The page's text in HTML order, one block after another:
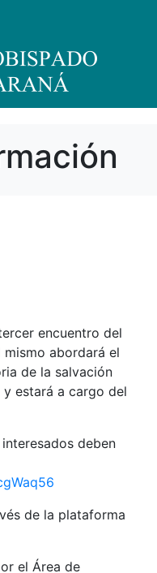
encuentro del
mismo abordará el
de la salvación
y estará a cargo del
deben
de la plataforma
el Área de